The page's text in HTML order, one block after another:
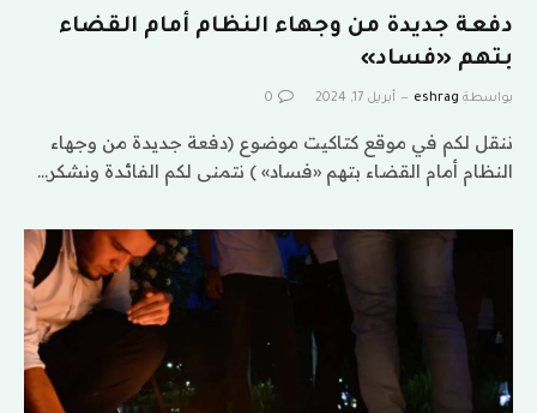
دفعة جديدة من وجهاء النظام أمام القضاء
بتهم «فساد»
بواسطة eshrag أبريل 17, 2024 0
ننقل لكم في موقع كتاكيت موضوع (دفعة جديدة من وجهاء
النظام أمام القضاء بتهم «فساد» ) نتمنى لكم الفائدة ونشكر…